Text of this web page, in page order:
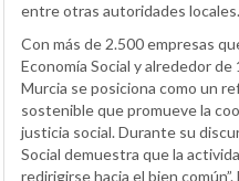
entre otras autoridades locales.
Con más de 2.500 empresas
Economía Social y alrededor
Murcia se posiciona como un
sostenible que promueve la
justicia social. Durante su
Social demuestra que la
redirigirse hacia el bien